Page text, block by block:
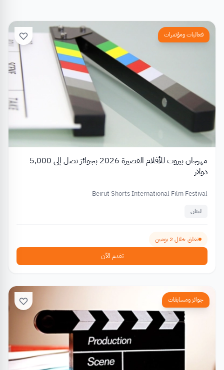
فعاليات ومؤتمرات
مهرجان بيروت للأفلام القصيرة 2026 بجوائز تصل إلى 5,000
دولار
Beirut Shorts International Film Festival
لبنان
تغلق خلال 2 يومين
تقدم الآن
جوائز ومسابقات